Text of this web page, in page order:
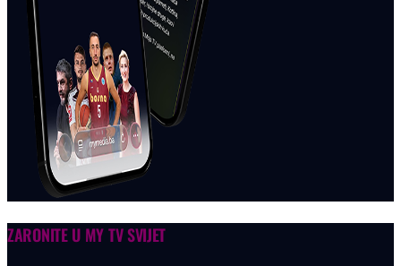
ZARONITE U MY TV SVIJET